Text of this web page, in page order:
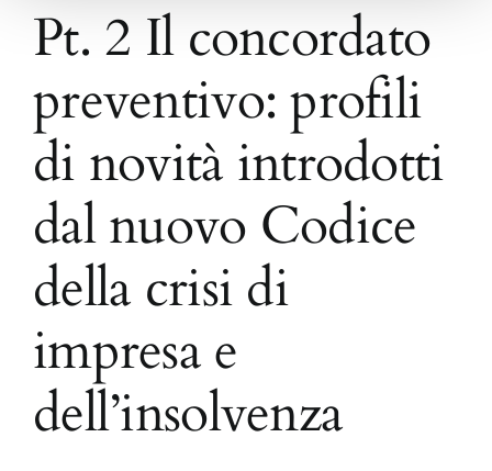
Pt. 2 Il concordato
preventivo: profili
di novità introdotti
dal nuovo Codice
della crisi di
impresa e
dell’insolvenza